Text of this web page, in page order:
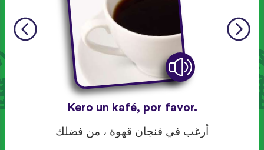
Kero un kafé, por favor.
أرغب في فنجان قهوة ، من فضلك